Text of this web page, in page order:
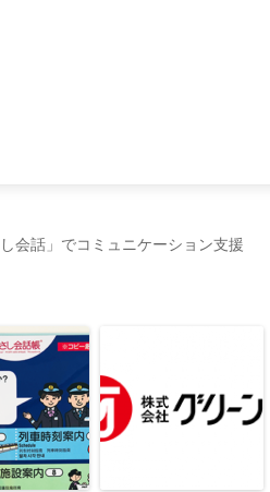
会話」でコミュニケーション支援